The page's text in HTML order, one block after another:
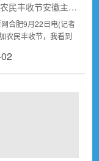
2024年农民丰收节安徽主场活动启幕 两岸同胞同庆丰收
肥9月22日电(记者
农民丰收节，我看到
收获累累硕果。同
到了大陆对‘三农’工作